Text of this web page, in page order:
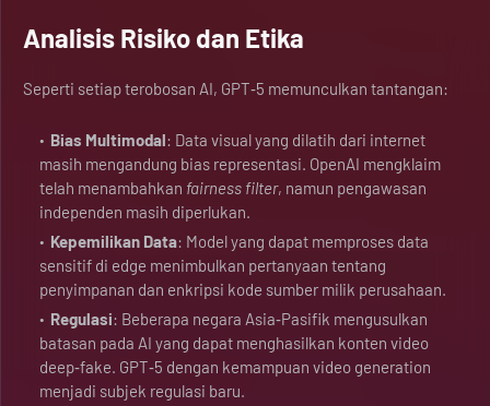
Analisis Risiko dan Etika
Seperti setiap terobosan AI, GPT‑5 memunculkan tantangan:
Bias Multimodal: Data visual yang dilatih dari internet
masih mengandung bias representasi. OpenAI mengklaim
telah menambahkan fairness filter, namun pengawasan
independen masih diperlukan.
Kepemilikan Data: Model yang dapat memproses data
sensitif di edge menimbulkan pertanyaan tentang
penyimpanan dan enkripsi kode sumber milik perusahaan.
Regulasi: Beberapa negara Asia‑Pasifik mengusulkan
batasan pada AI yang dapat menghasilkan konten video
deep‑fake. GPT‑5 dengan kemampuan video generation
menjadi subjek regulasi baru.